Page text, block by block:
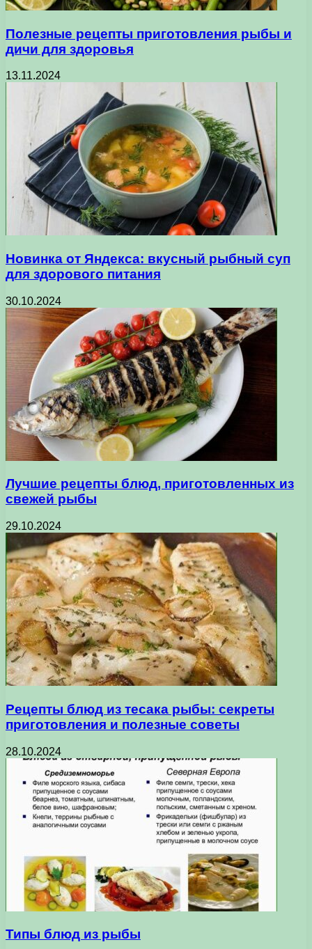
Полезные рецепты приготовления рыбы и
дичи для здоровья
13.11.2024
Новинка от Яндекса: вкусный рыбный суп
для здорового питания
30.10.2024
Лучшие рецепты блюд, приготовленных из
свежей рыбы
29.10.2024
Рецепты блюд из тесака рыбы: секреты
приготовления и полезные советы
28.10.2024
Типы блюд из рыбы